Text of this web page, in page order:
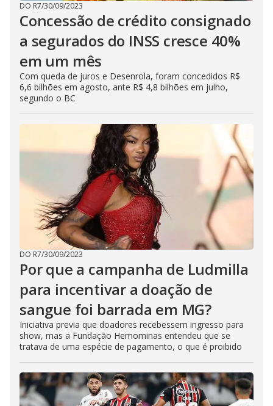
DO R7/30/09/2023
Concessão de crédito consignado
a segurados do INSS cresce 40%
em um mês
Com queda de juros e Desenrola, foram concedidos R$
6,6 bilhões em agosto, ante R$ 4,8 bilhões em julho,
segundo o BC
DO R7/30/09/2023
Por que a campanha de Ludmilla
para incentivar a doação de
sangue foi barrada em MG?
Iniciativa previa que doadores recebessem ingresso para
show, mas a Fundação Hemominas entendeu que se
tratava de uma espécie de pagamento, o que é proibido